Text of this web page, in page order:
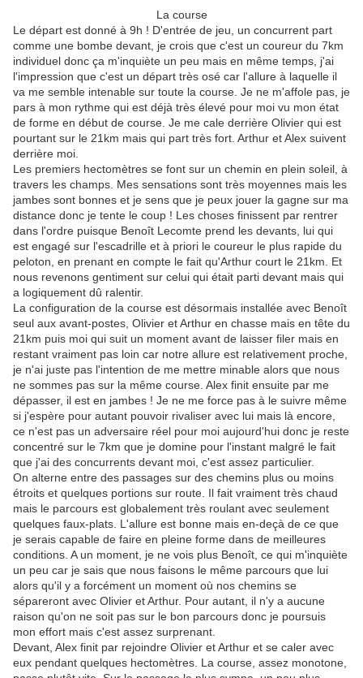
La course
Le départ est donné à 9h ! D'entrée de jeu, un concurrent part
comme une bombe devant, je crois que c'est un coureur du 7km
individuel donc ça m'inquiète un peu mais en même temps, j'ai
l'impression que c'est un départ très osé car l'allure à laquelle il
va me semble intenable sur toute la course. Je ne m'affole pas, je
pars à mon rythme qui est déjà très élevé pour moi vu mon état
de forme en début de course. Je me cale derrière Olivier qui est
pourtant sur le 21km mais qui part très fort. Arthur et Alex suivent
derrière moi.
Les premiers hectomètres se font sur un chemin en plein soleil, à
travers les champs. Mes sensations sont très moyennes mais les
jambes sont bonnes et je sens que je peux jouer la gagne sur ma
distance donc je tente le coup ! Les choses finissent par rentrer
dans l'ordre puisque Benoît Lecomte prend les devants, lui qui
est engagé sur l'escadrille et à priori le coureur le plus rapide du
peloton, en prenant en compte le fait qu'Arthur court le 21km. Et
nous revenons gentiment sur celui qui était parti devant mais qui
a logiquement dû ralentir.
La configuration de la course est désormais installée avec Benoît
seul aux avant-postes, Olivier et Arthur en chasse mais en tête du
21km puis moi qui suit un moment avant de laisser filer mais en
restant vraiment pas loin car notre allure est relativement proche,
je n'ai juste pas l'intention de me mettre minable alors que nous
ne sommes pas sur la même course. Alex finit ensuite par me
dépasser, il est en jambes ! Je ne me force pas à le suivre même
si j'espère pour autant pouvoir rivaliser avec lui mais là encore,
ce n'est pas un adversaire réel pour moi aujourd'hui donc je reste
concentré sur le 7km que je domine pour l'instant malgré le fait
que j'ai des concurrents devant moi, c'est assez particulier.
On alterne entre des passages sur des chemins plus ou moins
étroits et quelques portions sur route. Il fait vraiment très chaud
mais le parcours est globalement très roulant avec seulement
quelques faux-plats. L'allure est bonne mais en-deçà de ce que
je serais capable de faire en pleine forme dans de meilleures
conditions. A un moment, je ne vois plus Benoît, ce qui m'inquiète
un peu car je sais que nous faisons le même parcours que lui
alors qu'il y a forcément un moment où nos chemins se
sépareront avec Olivier et Arthur. Pour autant, il n'y a aucune
raison qu'on ne soit pas sur le bon parcours donc je poursuis
mon effort mais c'est assez surprenant.
Devant, Alex finit par rejoindre Olivier et Arthur et se caler avec
eux pendant quelques hectomètres. La course, assez monotone,